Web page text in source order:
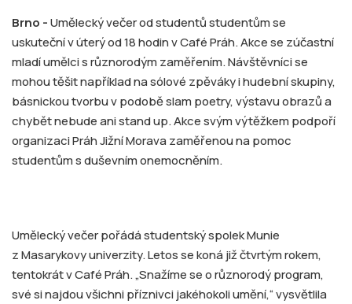
Brno -Umělecký večer od studentů studentům se
uskuteční v úterý od 18 hodin v Café Práh. Akce se zúčastní
mladí umělci s různorodým zaměřením. Návštěvníci se
mohou těšit například na sólové zpěváky i hudební skupiny,
básnickou tvorbu v podobě slam poetry, výstavu obrazů a
chybět nebude ani stand up. Akce svým výtěžkem podpoří
organizaci Práh Jižní Morava zaměřenou na pomoc
studentům s duševním onemocněním.
Umělecký večer pořádá studentský spolek Munie
z Masarykovy univerzity. Letos se koná již čtvrtým rokem,
tentokrát v Café Práh. „Snažíme se o různorodý program,
své si najdou všichni příznivci jakéhokoli umění,“ vysvětlila